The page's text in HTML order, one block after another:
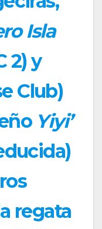
Isla
2) y
Club)
Yiyi’
regata